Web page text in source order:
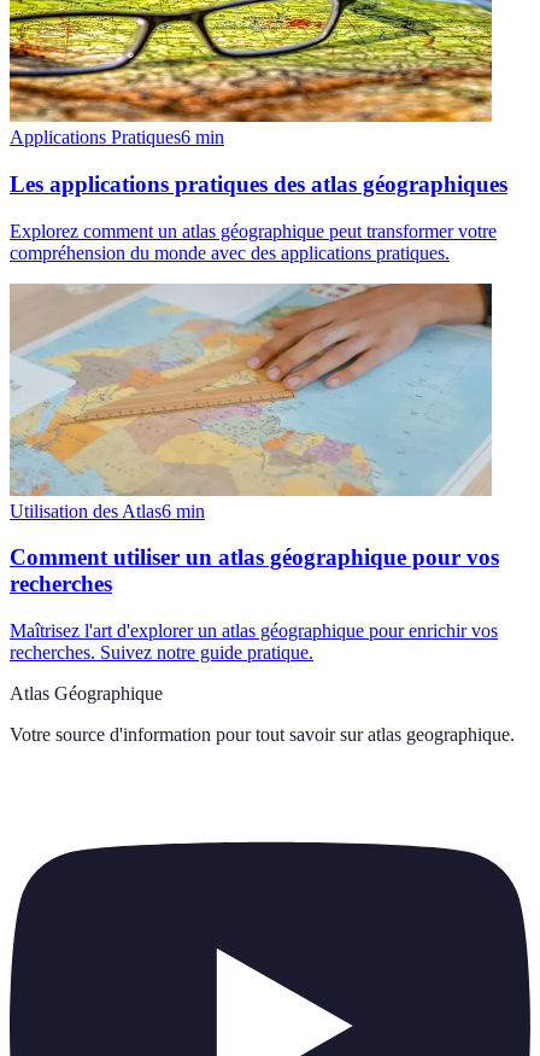
Applications Pratiques6 min
Les applications pratiques des atlas géographiques
Explorez comment un atlas géographique peut transformer votre
compréhension du monde avec des applications pratiques.
Utilisation des Atlas6 min
Comment utiliser un atlas géographique pour vos
recherches
Maîtrisez l'art d'explorer un atlas géographique pour enrichir vos
recherches. Suivez notre guide pratique.
Atlas Géographique
Votre source d'information pour tout savoir sur atlas geographique.